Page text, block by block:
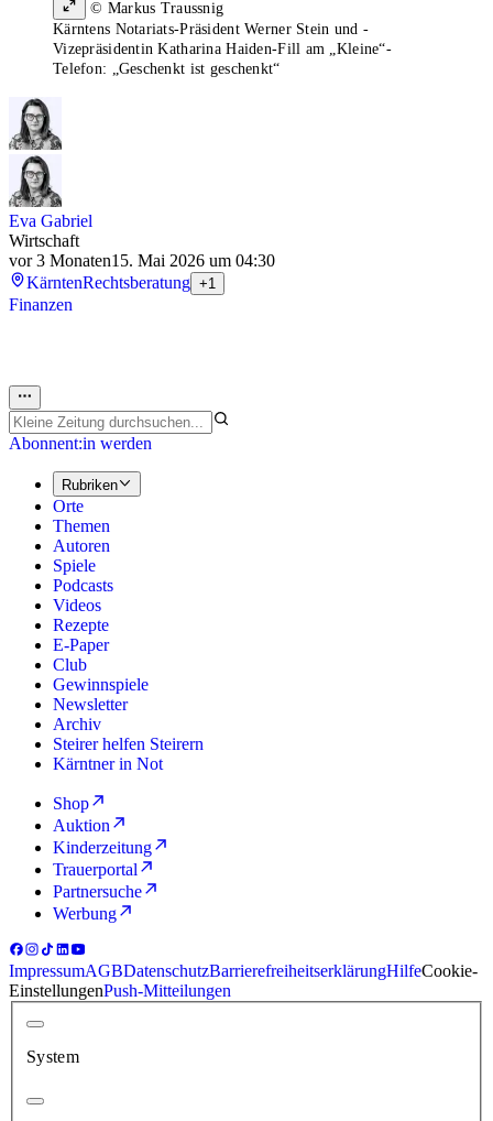
© Markus Traussnig
Kärntens Notariats-Präsident Werner Stein und -
Vizepräsidentin Katharina Haiden-Fill am „Kleine“-
Telefon: „Geschenkt ist geschenkt“
Eva Gabriel
Wirtschaft
vor 3 Monaten15. Mai 2026 um 04:30
KärntenRechtsberatung +1
Finanzen
Abonnent:in werden
Rubriken
Orte
Themen
Autoren
Spiele
Podcasts
Videos
Rezepte
E-Paper
Club
Gewinnspiele
Newsletter
Archiv
Steirer helfen Steirern
Kärntner in Not
Shop
Auktion
Kinderzeitung
Trauerportal
Partnersuche
Werbung
ImpressumAGBDatenschutzBarrierefreiheitserklärungHilfeCookie-
EinstellungenPush-Mitteilungen
System